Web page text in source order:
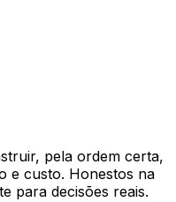
pela ordem certa,
e custo. Honestos na
para decisões reais.